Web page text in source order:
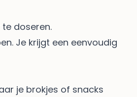
doseren.
Je krijgt een eenvoudig
je brokjes of snacks